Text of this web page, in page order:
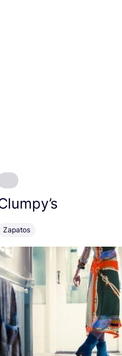
{nombre}
Zapatos